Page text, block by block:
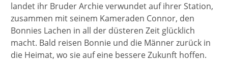
landet ihr Bruder Archie verwundet auf ihrer Station,
zusammen mit seinem Kameraden Connor, den
Bonnies Lachen in all der düsteren Zeit glücklich
macht. Bald reisen Bonnie und die Männer zurück in
die Heimat, wo sie auf eine bessere Zukunft hoffen.